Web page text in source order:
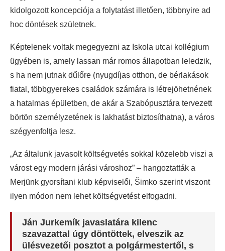
kidolgozott koncepciója a folytatást illetően, többnyire ad
hoc döntések születnek.
Képtelenek voltak megegyezni az Iskola utcai kollégium
ügyében is, amely lassan már romos állapotban leledzik,
s ha nem jutnak dűlőre (nyugdíjas otthon, de bérlakások
fiatal, többgyerekes családok számára is létrejöhetnének
a hatalmas épületben, de akár a Szabópusztára tervezett
börtön személyzetének is lakhatást biztosíthatna), a város
szégyenfoltja lesz.
„Az általunk javasolt költségvetés sokkal közelebb viszi a
várost egy modern járási városhoz” – hangoztatták a
Merjünk gyorsítani klub képviselői, Šimko szerint viszont
ilyen módon nem lehet költségvetést elfogadni.
Ján Jurkemík javaslatára kilenc
szavazattal úgy döntöttek, elveszik az
ülésvezetői posztot a polgármestertől, s